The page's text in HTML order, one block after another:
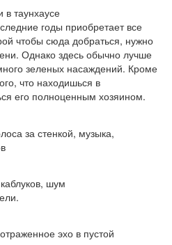
годы приобретает все
чтобы сюда добраться, нужно
Однако здесь обычно лучше
зеленых насаждений. Кроме
что находишься в
его полноценным хозяином.
за стенкой, музыка,
шум
эхо в пустой